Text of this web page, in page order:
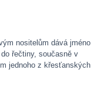
nositelům dává jméno
řečtiny, současně v
jednoho z křesťanských